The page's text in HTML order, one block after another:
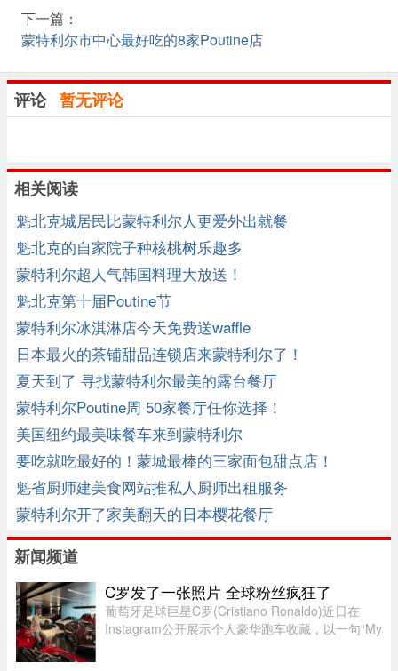
下一篇：
蒙特利尔市中心最好吃的8家Poutine店
评论 暂无评论
相关阅读
魁北克城居民比蒙特利尔人更爱外出就餐
魁北克的自家院子种核桃树乐趣多
蒙特利尔超人气韩国料理大放送！
魁北克第十届Poutine节
蒙特利尔冰淇淋店今天免费送waffle
日本最火的茶铺甜品连锁店来蒙特利尔了！
夏天到了 寻找蒙特利尔最美的露台餐厅
蒙特利尔Poutine周 50家餐厅任你选择！
美国纽约最美味餐车来到蒙特利尔
要吃就吃最好的！蒙城最棒的三家面包甜点店！
魁省厨师建美食网站推私人厨师出租服务
蒙特利尔开了家美翻天的日本樱花餐厅
新闻频道
C罗发了一张照片 全球粉丝疯狂了
葡萄牙足球巨星C罗(Cristiano Ronaldo)近日在
Instagram公开展示个人豪华跑车收藏，以一句“My